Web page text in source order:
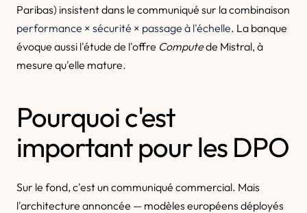
Paribas) insistent dans le communiqué sur la combinaison
performance × sécurité × passage à l'échelle. La banque
évoque aussi l'étude de l'offre Computede Mistral, à
mesure qu'elle mature.
Pourquoi c'est
important pour les DPO
Sur le fond, c'est un communiqué commercial. Mais
l'architecture annoncée — modèles européens déployés